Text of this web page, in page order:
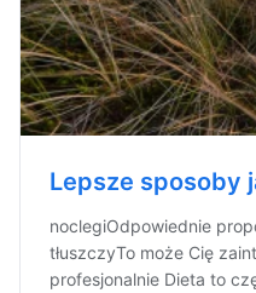
Lepsze sposoby
noclegiOdpowiednie
tłuszczyTo może Cię
profesjonalnie Dieta to